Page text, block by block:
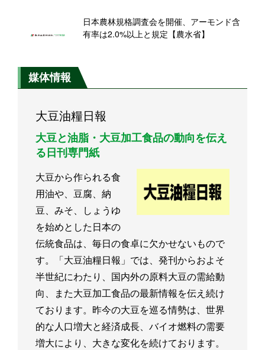
日本農林規格調査会を開催、アーモンド含
有率は2.0%以上と規定【農水省】
媒体情報
大豆油糧日報
大豆と油脂・大豆加工食品の動向を伝え
る日刊専門紙
大豆から作られる食
用油や、豆腐、納
豆、みそ、しょうゆ
を始めとした日本の
伝統食品は、毎日の食卓に欠かせないもので
す。「大豆油糧日報」では、発刊からおよそ
半世紀にわたり、国内外の原料大豆の需給動
向、また大豆加工食品の最新情報を伝え続け
ております。昨今の大豆を巡る情勢は、世界
的な人口増大と経済成長、バイオ燃料の需要
増大により、大きな変化を続けております。